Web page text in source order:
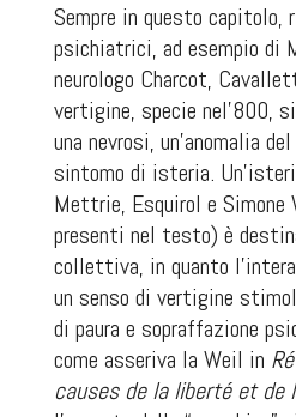
Sempre in questo capitolo,
psichiatrici, ad esempio di
neurologo Charcot,
vertigine, specie nel’800,
una nevrosi, un’anomalia
sintomo di isteria.
Mettrie, Esquirol e
presenti nel testo) è
collettiva, in quanto
un senso di vertigine
di paura e sopraffazione
come asseriva la Weil in
causes de la liberté et de